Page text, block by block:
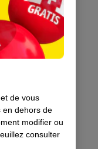
de vous
en dehors de
modifier ou
consulter